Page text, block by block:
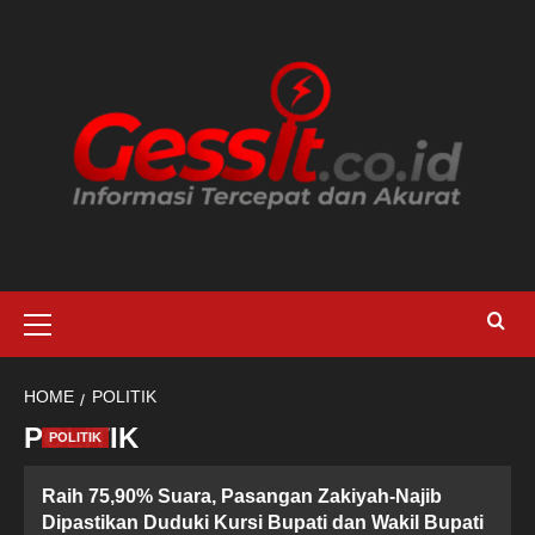
Menu
HOME POLITIK
POLITIK
POLITIK
Raih 75,90% Suara, Pasangan Zakiyah-Najib
Dipastikan Duduki Kursi Bupati dan Wakil Bupati